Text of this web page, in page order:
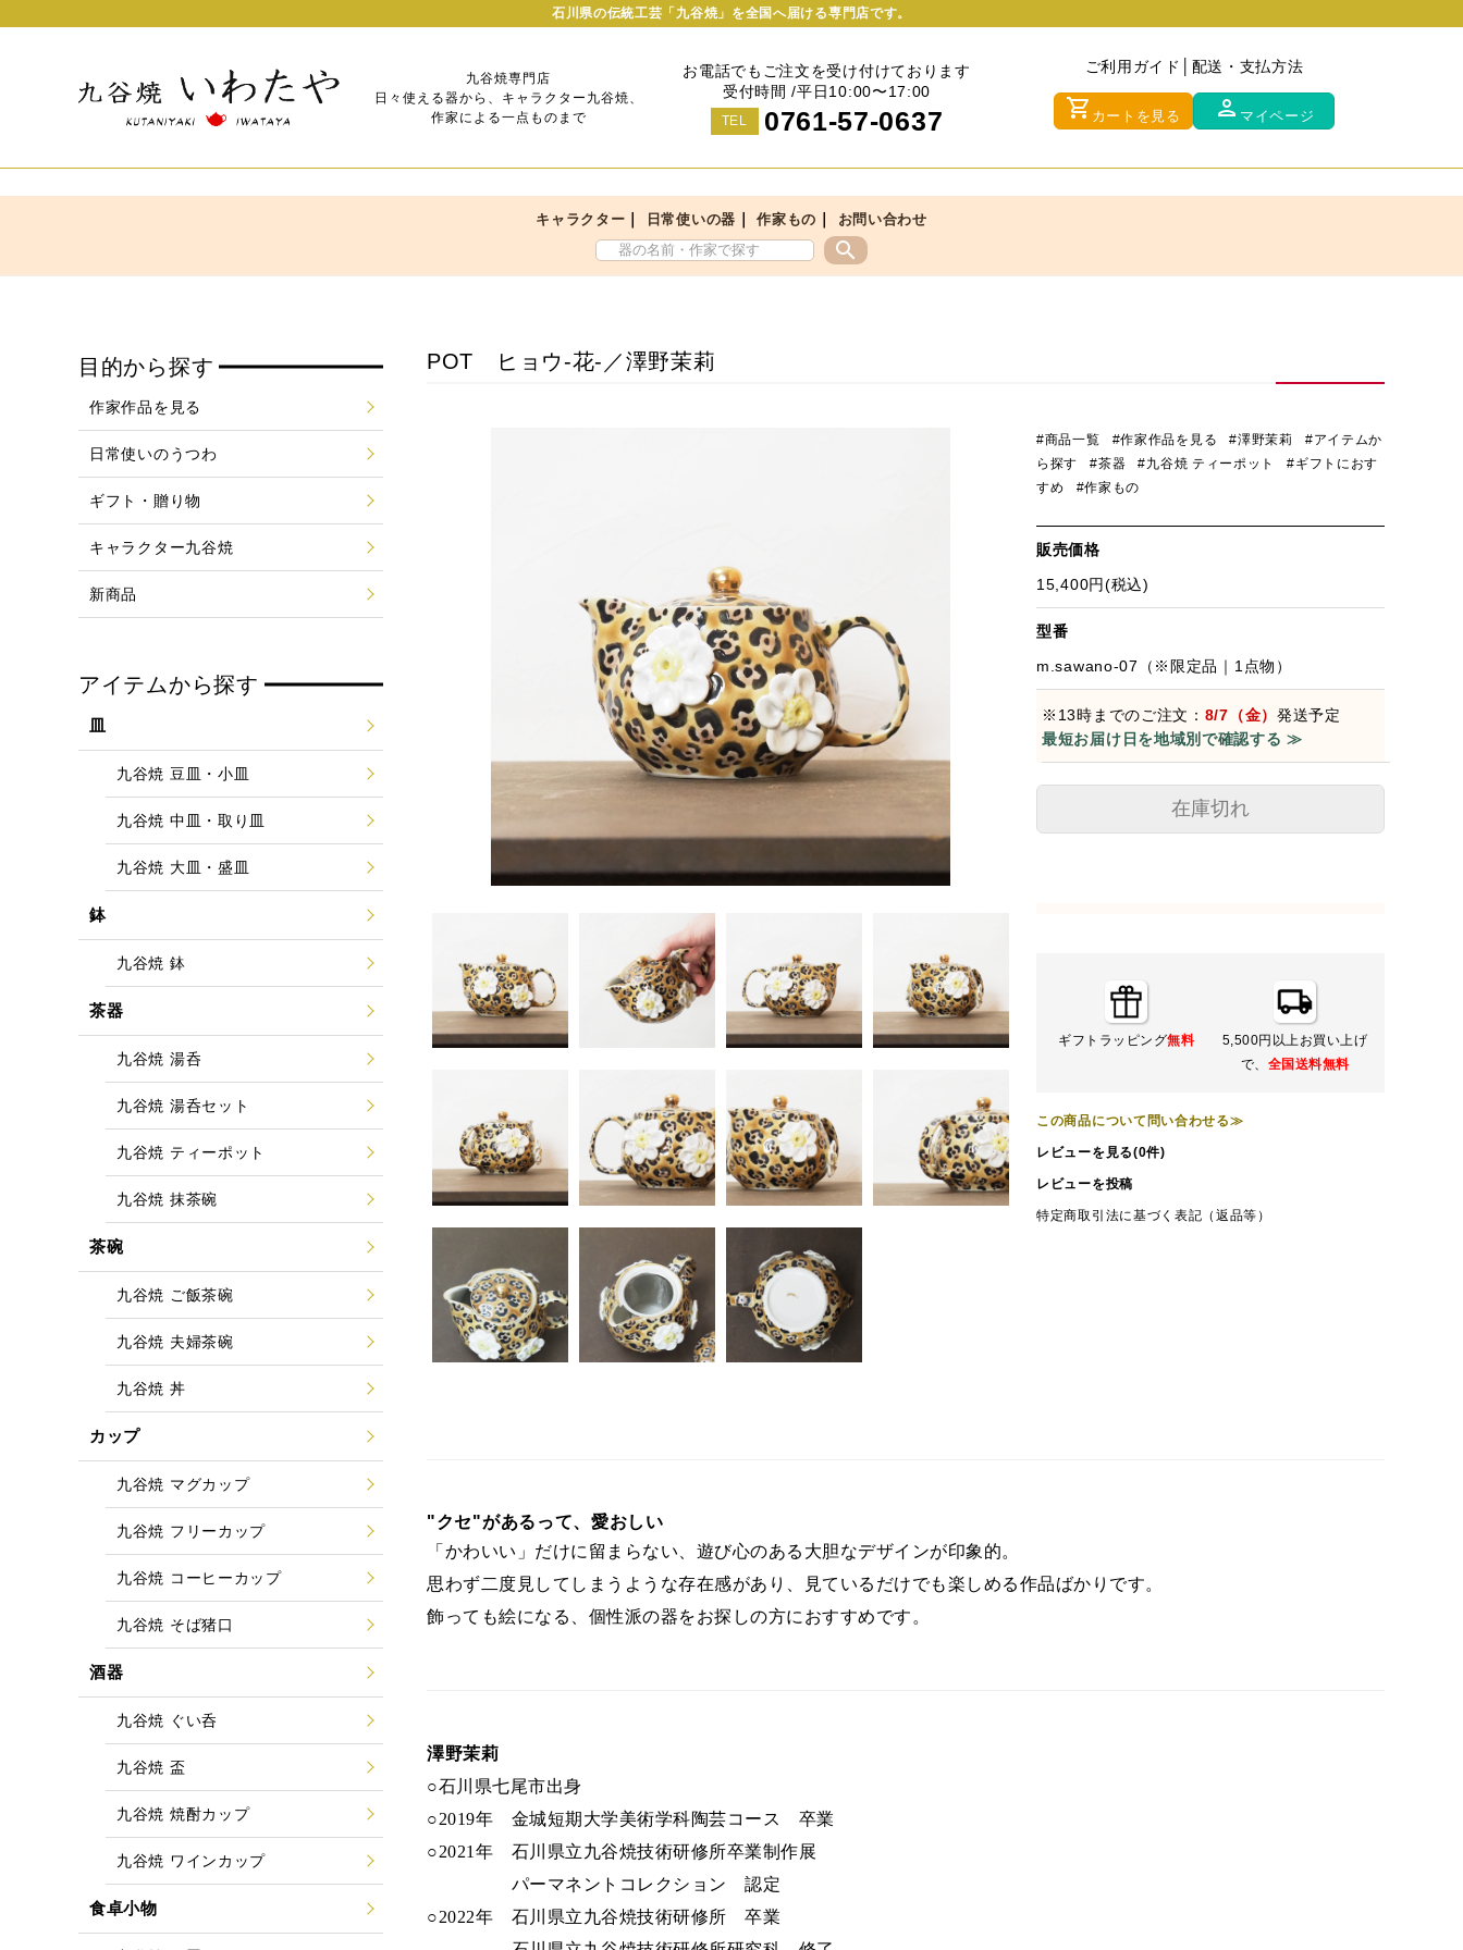
石川県の伝統工芸「九谷焼」を全国へ届ける専門店です。
九谷焼専門店
日々使える器から、キャラクター九谷焼、
作家による一点ものまで
お電話でもご注文を受け付けております
受付時間 /平日10:00〜17:00
TEL 0761-57-0637
ご利用ガイド 配送・支払方法
shopping_cart カートを見る person マイページ
キャラクター 日常使いの器 ｜作家もの お問い合わせ
search
POT ヒョウ-花-／澤野茉莉
#商品一覧 #作家作品を見る #澤野茉莉
#アイテムか
ら探す
#茶器 #九谷焼 ティーポット
#ギフトにおす
すめ
#作家もの
販売価格
15,400円(税込)
型番
m.sawano-07（※限定品｜1点物）
※13時までのご注文： 8/7（金） 発送予定
最短お届け日を地域別で確認する ≫
在庫切れ
ギフトラッピング無料
5,500円以上お買い上げ
で、 全国送料無料
この商品について問い合わせる≫
レビューを見る(0件)
レビューを投稿
特定商取引法に基づく表記（返品等）
"クセ"があるって、愛おしい
「かわいい」だけに留まらない、遊び心のある大胆なデザインが印象的。
思わず二度見してしまうような存在感があり、見ているだけでも楽しめる作品ばかりです。
飾っても絵になる、個性派の器をお探しの方におすすめです。
澤野茉莉
○石川県七尾市出身
○2019年 金城短期大学美術学科陶芸コース 卒業
○2021年 石川県立九谷焼技術研修所卒業制作展
パーマネントコレクション 認定
○2022年 石川県立九谷焼技術研修所 卒業
目的から探す
作家作品を見る
日常使いのうつわ
ギフト・贈り物
キャラクター九谷焼
新商品
アイテムから探す
皿
九谷焼 豆皿・小皿
九谷焼 中皿・取り皿
九谷焼 大皿・盛皿
鉢
九谷焼 鉢
茶器
九谷焼 湯呑
九谷焼 湯呑セット
九谷焼 ティーポット
九谷焼 抹茶碗
茶碗
九谷焼 ご飯茶碗
九谷焼 夫婦茶碗
九谷焼 丼
カップ
九谷焼 マグカップ
九谷焼 フリーカップ
九谷焼 コーヒーカップ
九谷焼 そば猪口
酒器
九谷焼 ぐい呑
九谷焼 盃
九谷焼 焼酎カップ
九谷焼 ワインカップ
食卓小物